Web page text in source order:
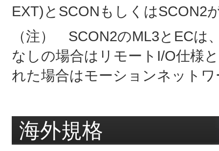
EXT)とSCONもしくはSCON2
（注） SCON2のML3とECは
なしの場合はリモートI/O仕様
れた場合はモーションネット
海外規格